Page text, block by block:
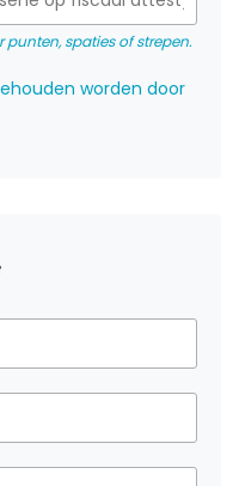
punten, spaties of strepen.
worden door